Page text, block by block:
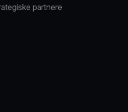
partnere